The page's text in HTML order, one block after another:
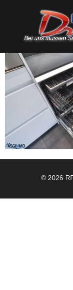
Bei uns müssen
© 2026